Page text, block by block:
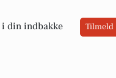
din indbakke Tilmeld